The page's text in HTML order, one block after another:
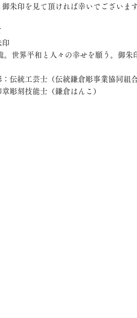
朱印を見て頂ければ幸いでございます
印
。世界平和と人々の幸せを願う。御朱
伝統工芸士（伝統鎌倉彫事業協同組合
彫刻技能士（鎌倉はんこ）